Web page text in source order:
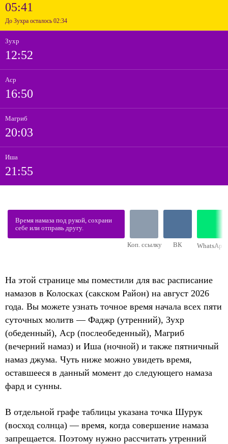
05:41
До Зухра осталось 02:34
Зухр
12:52
Аср
16:50
Магриб
20:03
Иша
21:55
Время намаза под рукой, сохрани
себе или отправь другу.
Коп. ссылку ВК WhatsApp
На этой странице мы поместили для вас расписание
намазов в Колосках (сакском Район) на август 2026
года. Вы можете узнать точное время начала всех пяти
суточных молитв — Фаджр (утренний), Зухр
(обеденный), Аср (послеобеденный), Магриб
(вечерний намаз) и Иша (ночной) и также пятничный
намаз джума. Чуть ниже можно увидеть время,
оставшееся в данный момент до следующего намаза
фард и сунны.
В отдельной графе таблицы указана точка Шурук
(восход солнца) — время, когда совершение намаза
запрещается. Поэтому нужно рассчитать утренний